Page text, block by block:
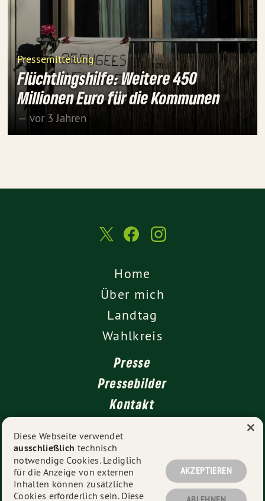
Pressemitteilung
Flüchtlingshilfe: Weitere 450
Millionen Euro für die Kommunen
— vor 3 Jahren
Home
Über mich
Landtag
Wahlkreis
Presse
Pressebilder
Kontakt
Impressum
Datenschutz
Diese Webseite verwendet
ausschließlich technisch
notwendige Cookies. Lediglich
für die Anzeige von externen
Inhalten können zusätzliche
Cookies erforderlich sein. Diese
AKZEPTIEREN
×